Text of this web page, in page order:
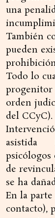
una
También
pueden
Todo lo
progenitor
orden
del CCyC).
asistida
psicólogos
de
se ha
En la parte
contacto),